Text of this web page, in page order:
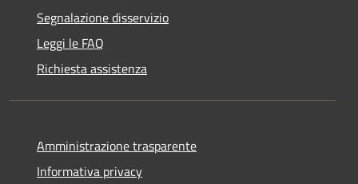
Segnalazione disservizio
Leggi le FAQ
Richiesta assistenza
Amministrazione trasparente
Informativa privacy